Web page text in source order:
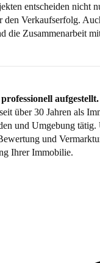
entscheiden nicht
den Verkaufserfolg.
die Zusammenarbeit
aufgestellt.
über 30 Jahren als
und Umgebung tätig.
und
Ihrer Immobilie.